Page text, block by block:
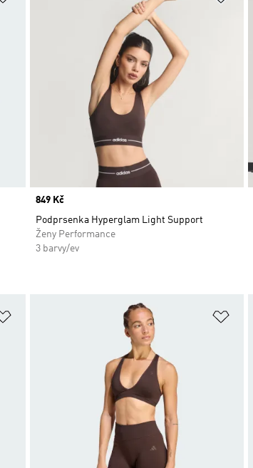
Price
849 Kč
Podprsenka Hyperglam Light Support
Ženy Performance
3 barvy/ev
Přidat do seznamu přání